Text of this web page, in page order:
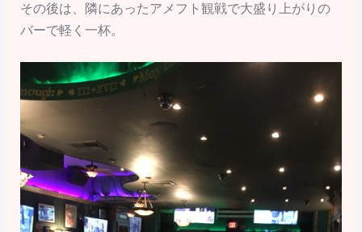
その後は、隣にあったアメフト観戦で大盛り上がりの
バーで軽く一杯。